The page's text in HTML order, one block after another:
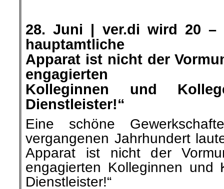
28. Juni | ver.di wird 20 –
hauptamtliche
Apparat ist nicht der
engagierten
Kolleginnen und
Dienstleister!“
Eine schöne
vergangenen Jahrhundert
Apparat ist nicht der
engagierten Kolleginnen und
Dienstleister!“